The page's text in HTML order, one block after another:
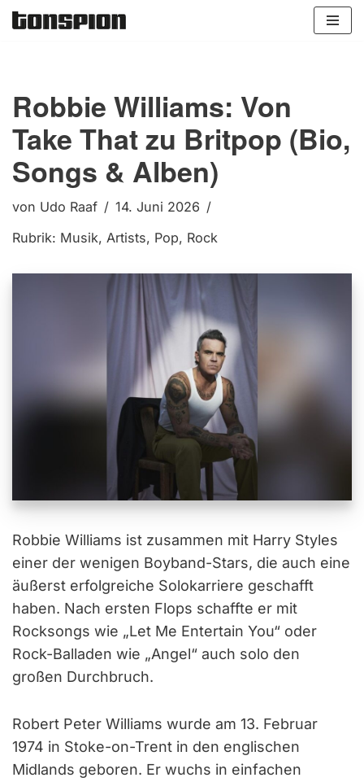
Robbie Williams: Von
Take That zu Britpop (Bio,
Songs & Alben)
von Udo Raaf
14. Juni 2026
Rubrik: Musik, Artists, Pop, Rock
Robbie Williams ist zusammen mit Harry Styles
einer der wenigen Boyband-Stars, die auch eine
äußerst erfolgreiche Solokarriere geschafft
haben. Nach ersten Flops schaffte er mit
Rocksongs wie „Let Me Entertain You“ oder
Rock-Balladen wie „Angel“ auch solo den
großen Durchbruch.
Robert Peter Williams wurde am 13. Februar
1974 in Stoke-on-Trent in den englischen
Midlands geboren. Er wuchs in einfachen